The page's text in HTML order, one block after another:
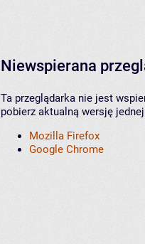
Niewspierana
Ta przeglądarka nie jest
pobierz aktualną wersję
Mozilla Firefox
Google Chrome